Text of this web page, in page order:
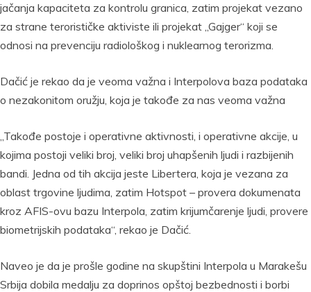
jačanja kapaciteta za kontrolu granica, zatim projekat vezano
za strane terorističke aktiviste ili projekat „Gajger“ koji se
odnosi na prevenciju radiološkog i nuklearnog terorizma.
Dačić je rekao da je veoma važna i Interpolova baza podataka
o nezakonitom oružju, koja je takođe za nas veoma važna
„Takođe postoje i operativne aktivnosti, i operativne akcije, u
kojima postoji veliki broj, veliki broj uhapšenih ljudi i razbijenih
bandi. Jedna od tih akcija jeste Libertera, koja je vezana za
oblast trgovine ljudima, zatim Hotspot – provera dokumenata
kroz AFIS-ovu bazu Interpola, zatim krijumčarenje ljudi, provere
biometrijskih podataka“, rekao je Dačić.
Naveo je da je prošle godine na skupštini Interpola u Marakešu
Srbija dobila medalju za doprinos opštoj bezbednosti i borbi